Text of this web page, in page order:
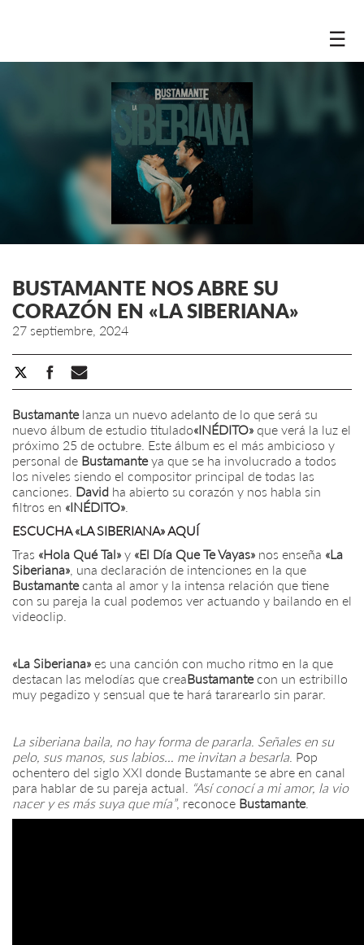
☰
BUSTAMANTE NOS ABRE SU
CORAZÓN EN «LA SIBERIANA»
27 septiembre, 2024
Bustamantelanza un nuevo adelanto de lo que será su
nuevo álbum de estudio titulado«INÉDITO» que verá la luz el
próximo 25 de octubre. Este álbum es el más ambicioso y
personal de Bustamanteya que se ha involucrado a todos
los niveles siendo el compositor principal de todas las
canciones. David ha abierto su corazón y nos habla sin
filtros en «INÉDITO»
ESCUCHA «LA SIBERIANA» AQUÍ
Tras «Hola Qué Tal» y «El Día Que Te Vayas» nos enseña «La
Siberiana» , una declaración de intenciones en la que
Bustamantecanta al amor y la intensa relación que tiene
con su pareja la cual podemos ver actuando y bailando en el
videoclip.
«La Siberiana» es una canción con mucho ritmo en la que
destacan las melodías que creaBustamantecon un estribillo
muy pegadizo y sensual que te hará tararearlo sin parar.
La siberiana baila, no hay forma de pararla Señales en su
pelo, sus manos, sus labios… me invitan a besarla . Pop
ochentero del siglo XXI donde Bustamante se abre en canal
para hablar de su pareja actual.
“Así conocí a mi amor, la vio
nacer y es más suya que mía”, reconoce Bustamante.